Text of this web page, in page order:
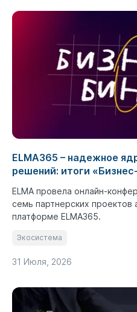
ELMA365 – надежное
решений: итоги
ELMA провела онлайн-
семь партнерских проектов
платформе ELMA365.
Экосистема
31 Июля, 2026